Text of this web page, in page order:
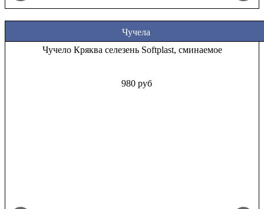
Чучела
Чучело Кряква селезень Softplast, сминаемое
980 руб